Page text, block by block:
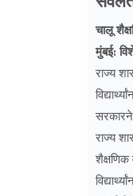
चालू
मुंबई:​
राज्य
सरकारने
​राज्य
शैक्षणिक